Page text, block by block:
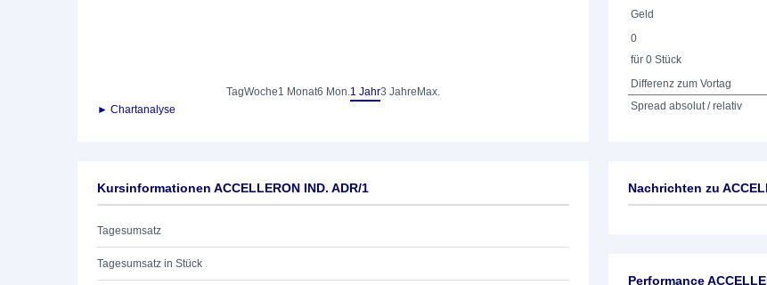
TagWoche1 Monat6 Mon.1 Jahr3 Jahre Max.
► Chartanalyse
Geld
0
für 0 Stück
Differenz zum Vortag
Spread absolut / relativ
Kursinformationen ACCELLERON IND. ADR/1
Tagesumsatz
Tagesumsatz in Stück
Nachrichten zu
Performance